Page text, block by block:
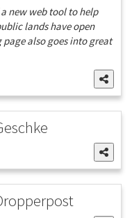
new web tool to help
lands have open
also goes into great